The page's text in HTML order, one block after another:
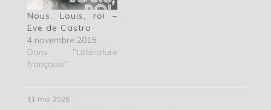
Nous, Louis, roi –
Eve de Castro
4 novembre 2015
Dans "Littérature
française"
11 mai 2026